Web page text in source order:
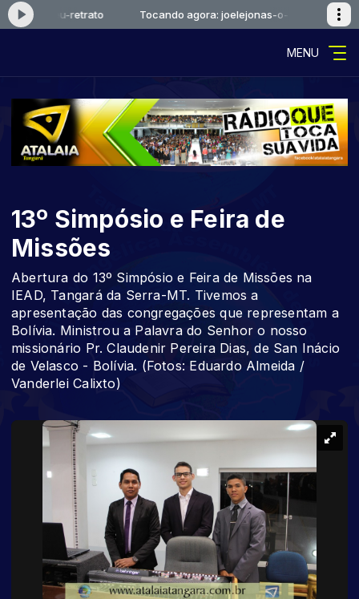
o-seu-retrato Tocando agora: joelejonas-o-seu-retrato
MENU
13º Simpósio e Feira de
Missões
Abertura do 13º Simpósio e Feira de Missões na
IEAD, Tangará da Serra-MT. Tivemos a
apresentação das congregações que representam a
Bolívia. Ministrou a Palavra do Senhor o nosso
missionário Pr. Claudenir Pereira Dias, de San Inácio
de Velasco - Bolívia. (Fotos: Eduardo Almeida /
Vanderlei Calixto)